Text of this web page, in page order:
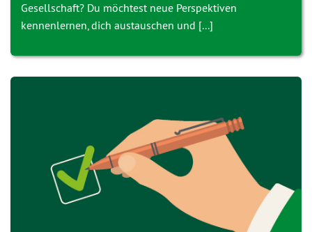
Gesellschaft? Du möchtest neue Perspektiven
kennenlernen, dich austauschen und [...]